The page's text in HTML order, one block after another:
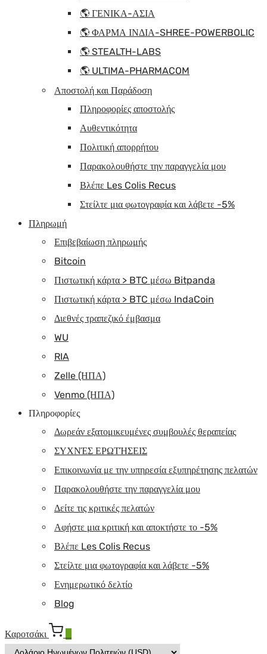
🌎 ΓΕΝΙΚΑ-ΑΣΙΑ
🌎 ΦΑΡΜΑ ΙΝΔΙΑ-SHREE-POWERBOLIC
🌎 STEALTH-LABS
🌎 ULTIMA-PHARMACOM
Αποστολή και Παράδοση
Πληροφορίες αποστολής
Αυθεντικότητα
Πολιτική απορρήτου
Παρακολουθήστε την παραγγελία μου
Βλέπε Les Colis Recus
Στείλτε μια φωτογραφία και λάβετε -5%
Πληρωμή
Επιβεβαίωση πληρωμής
Bitcoin
Πιστωτική κάρτα > BTC μέσω Bitpanda
Πιστωτική κάρτα > BTC μέσω IndaCoin
Διεθνές τραπεζικό έμβασμα
WU
RIA
Zelle (ΗΠΑ)
Venmo (ΗΠΑ)
Πληροφορίες
Δωρεάν εξατομικευμένες συμβουλές θεραπείας
ΣΥΧΝΈΣ ΕΡΩΤΉΣΕΙΣ
Επικοινωνία με την υπηρεσία εξυπηρέτησης πελατών
Παρακολουθήστε την παραγγελία μου
Δείτε τις κριτικές πελατών
Αφήστε μια κριτική και αποκτήστε το -5%
Βλέπε Les Colis Recus
Στείλτε μια φωτογραφία και λάβετε -5%
Ενημερωτικό δελτίο
Blog
Καροτσάκι